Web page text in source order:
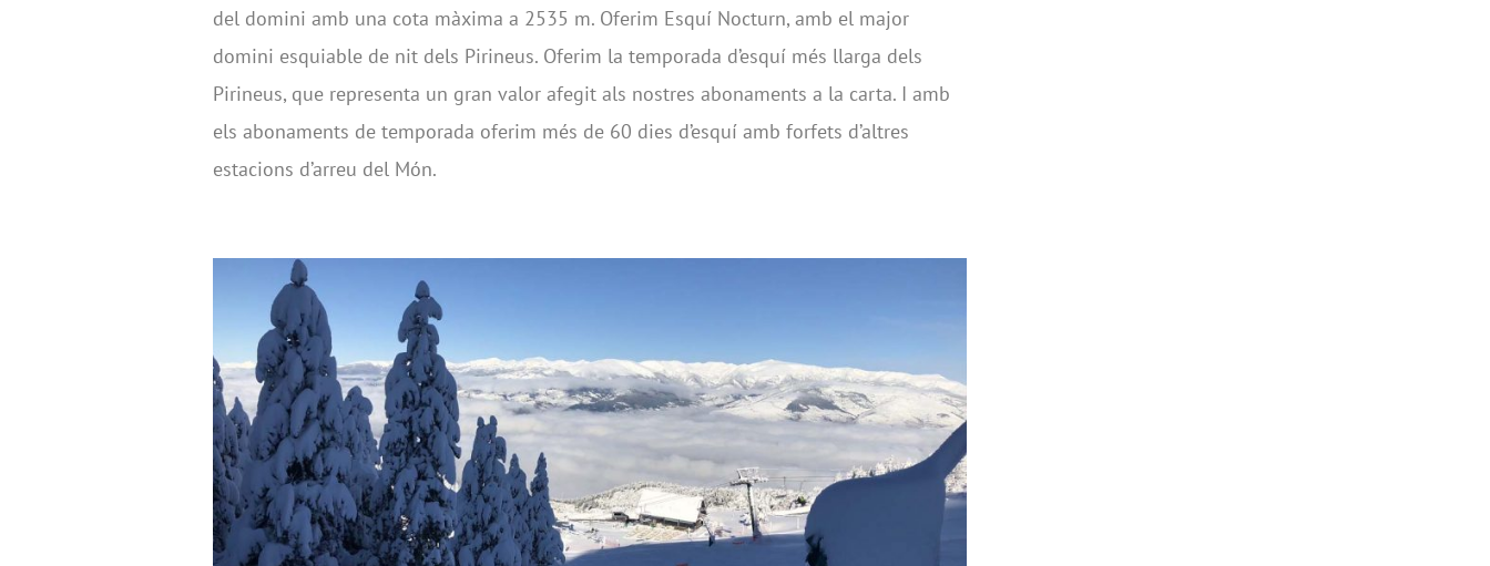
del domini amb una cota màxima a 2535 m. Oferim Esquí Nocturn, amb el major
domini esquiable de nit dels Pirineus. Oferim la temporada d’esquí més llarga dels
Pirineus, que representa un gran valor afegit als nostres abonaments a la carta. I amb
els abonaments de temporada oferim més de 60 dies d’esquí amb forfets d’altres
estacions d’arreu del Món.